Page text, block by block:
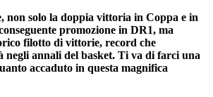
non solo la doppia vittoria in Coppa e in
promozione in DR1, ma
filotto di vittorie, record che
negli annali del basket. Ti va di farci una
accaduto in questa magnifica